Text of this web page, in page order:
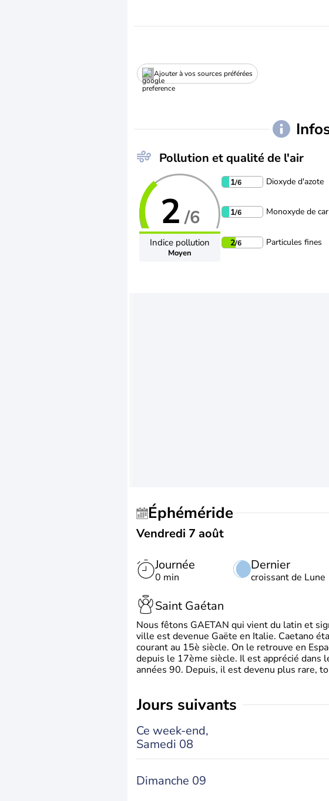
Ajouter à vos sources préférées
Pollution et qualité de l'air
2 /6
Indice pollution
Moyen
1/6 Dioxyde d'azote
1/6 Monoxyde de
2/6 Particules fines
Éphéméride
Vendredi 7 août
Journée
0 min
Dernier
croissant de Lune
Saint Gaétan
Nous fêtons GAETAN qui vient du latin et
ville est devenue Gaëte en Italie. Caetano
courant au 15è siècle. On le retrouve en
depuis le 17ème siècle. Il est apprécié dans
années 90. Depuis, il est devenu plus rare,
jours suivants
Ce week-end,
Samedi 08
Dimanche 09